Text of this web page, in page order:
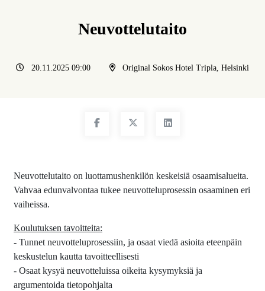
Neuvottelutaito
20.11.2025 09:00 Original Sokos Hotel Tripla, Helsinki
Neuvottelutaito on luottamushenkilön keskeisiä osaamisalueita.
Vahvaa edunvalvontaa tukee neuvotteluprosessin osaaminen eri
vaiheissa.
Koulutuksen tavoitteita:
- Tunnet neuvotteluprosessiin, ja osaat viedä asioita eteenpäin
keskustelun kautta tavoitteellisesti
- Osaat kysyä neuvotteluissa oikeita kysymyksiä ja
argumentoida tietopohjalta